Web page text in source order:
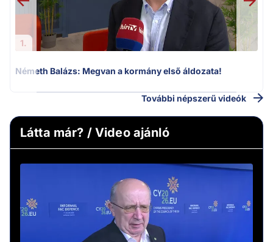
1.
Németh Balázs: Megvan a kormány első áldozata!
További népszerű videók
Látta már? / Video ajánló